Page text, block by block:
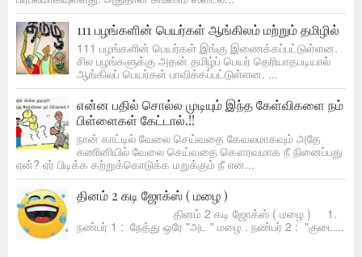
111 பழங்களின் பெயர்கள் ஆங்கிலம் மற்றும் தமிழில்
111 பழங்களின் பெயர்கள் இங்கு இணைக்கப்பட்டுள்ளன.
சில பழங்களுக்கு அதன் தமிழ்ப் பெயர் தெரியாதபடியால்
ஆங்கிலப் பெயர்கள் பாவிக்கப்பட்டுள்ளன. ...
என்ன பதில் சொல்ல முடியும் இந்த கேள்விகளை நம்
பிள்ளைகள் கேட்டால்.!!
நான் காட்டில் வேலை செய்வதை கேவலமாகவும் அதே
கணினியில் வேலை செய்வதை கௌரவமாக நீ நினைப்பது
ஏன்? ஏர் பிடிக்க கற்றுக்கொடுக்க மறுக்கும் நீ என...
தினம் 2 கடி ஜோக்ஸ் ( மழை )
தினம் 2 கடி ஜோக்ஸ் ( மழை ) 1.
ந‌ண்ப‌ர் 1 : நேத்து ஒரே "அட " மழை . ந‌ண்ப‌ர் 2 : "குடை...